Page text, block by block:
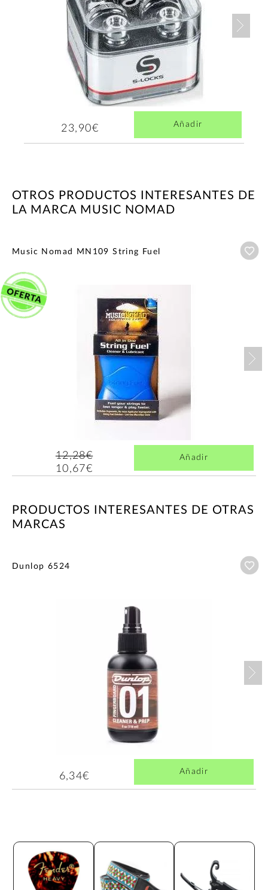
23,90€ Añadir
OTROS PRODUCTOS INTERESANTES DE
LA MARCA MUSIC NOMAD
Music Nomad MN109 String Fuel
12,28€
10,67€
Añadir
PRODUCTOS INTERESANTES DE OTRAS
MARCAS
Dunlop 6524
6,34€ Añadir